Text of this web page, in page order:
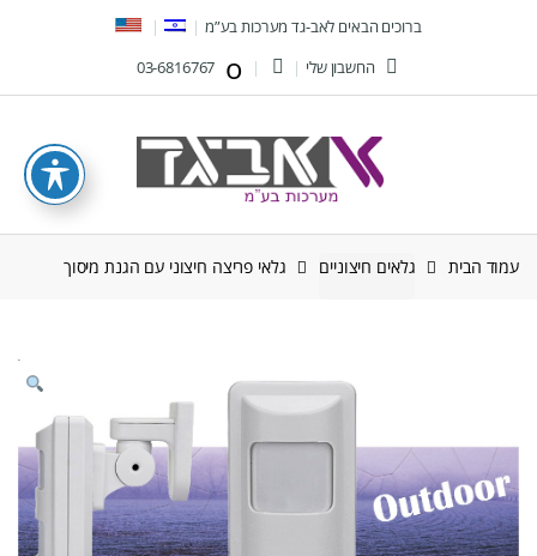
ברוכים הבאים לאב-גד מערכות בע”מ
החשבון שלי
עמוד הבית גלאים חיצוניים גלאי פריצה חיצוני עם הגנת מיסוך